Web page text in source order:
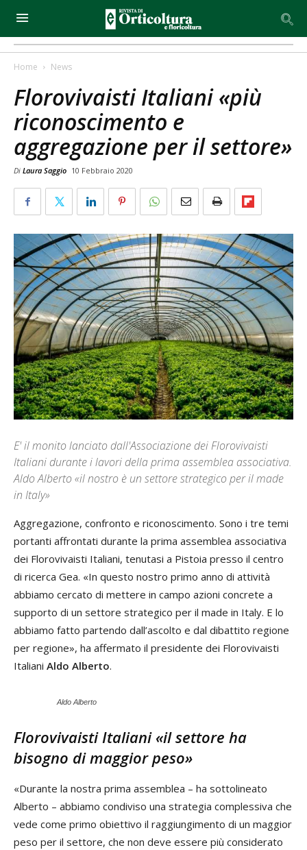
Home News
Florovivaisti Italiani «più
riconoscimento e
aggregazione per il settore»
Di Laura Saggio 10 Febbraio 2020
E' il monito lanciato dall'Associazione dei Florovivaisti
Italiani durante i lavori della prima assemblea associativa.
Aldo Alberto «il nostro è un settore strategico per il made
in Italy»
Aggregazione, confronto e riconoscimento. Sono i tre temi
portanti affrontati durante la prima assemblea associativa
dei Florovivaisti Italiani, tenutasi a Pistoia presso il centro
di ricerca Gea. «In questo nostro primo anno di attività
abbiamo cercato di mettere in campo azioni concrete a
supporto di un settore strategico per il made in Italy. E lo
abbiamo fatto partendo dall’ascolto e dal dibattito regione
per regione», ha affermato il presidente dei Florovivaisti
Italiani Aldo Alberto.
Aldo Alberto
Florovivaisti Italiani «il settore ha
bisogno di maggior peso»
«Durante la nostra prima assemblea – ha sottolineato
Alberto – abbiamo condiviso una strategia complessiva che
vede come primo obiettivo il raggiungimento di un maggior
peso per il settore, che non deve essere più considerato